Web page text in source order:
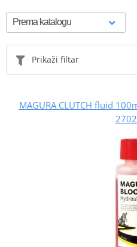
Prikaži filtar
MAGURA CLUTCH fluid